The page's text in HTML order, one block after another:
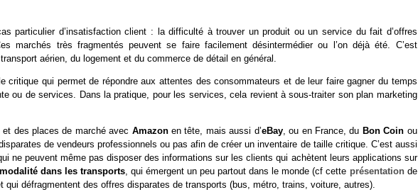
particulier d’insatisfaction client : la difficulté à trouver un produit ou un service du fait d’offres
marchés très fragmentés peuvent se faire facilement désintermédier ou l’on déjà été. C’est
aérien, du logement et du commerce de détail en général.
critique qui permet de répondre aux attentes des consommateurs et de leur faire gagner du temps
ou de services. Dans la pratique, pour les services, cela revient à sous-traiter son plan marketing
des places de marché avec Amazonen tête, mais aussi d’eBay, ou en France, du Bon Coin ou
de vendeurs professionnels ou pas afin de créer un inventaire de taille critique. C’est aussi
ne peuvent même pas disposer des informations sur les clients qui achètent leurs applications sur
dans les transports, qui émergent un peu partout dans le monde (cf cette présentationde
défragmentent des offres disparates de transports (bus, métro, trains, voiture, autres).